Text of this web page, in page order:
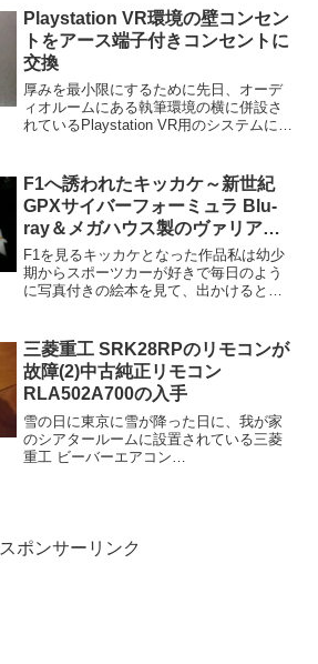
処分する癖をつけておくことも大切です
し、ブログに書くこと...
Playstation VR環境の壁コンセン
トをアース端子付きコンセントに
交換
厚みを最小限にするために先日、オーデ
ィオルームにある執筆環境の横に併設さ
れているPlaystation VR用のシステムにつ
Revive YTP-6R(FM)...
F1へ誘われたキッカケ～新世紀
GPXサイバーフォーミュラ Blu-
ray＆メガハウス製のヴァリアブ
ルアクションシリーズ
F1を見るキッカケとなった作品私は幼少
期からスポーツカーが好きで毎日のよう
に写真付きの絵本を見て、出かけるとか
まいましたが、その影響からかF1が好き
で、F1マシンが都内...
三菱重工 SRK28RPのリモコンが
故障(2)中古純正リモコン
RLA502A700の入手
雪の日に東京に雪が降った日に、我が家
のシアタールームに設置されている三菱
重工 ビーバーエアコン
スポンサーリンク